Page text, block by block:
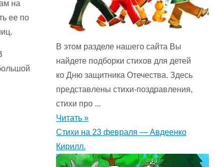
на
ее по
В этом разделе нашего сайта Вы
найдете подборки стихов для детей
ко Дню защитника Отечества. Здесь
представлены стихи-поздравления,
стихи про ...
Читать »
Стихи на 23 февраля — Авдеенко
Кирилл.